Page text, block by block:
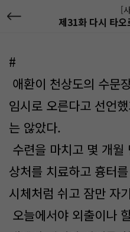
[
제31화 다시 타
#
애환이 천상도의 수문
임시로 오른다고 선언
는 않았다.
수련을 마치고 몇 개
상처를 치료하고 흉터
시체처럼 쉬고 잠만 자
오늘에서야 외출이나